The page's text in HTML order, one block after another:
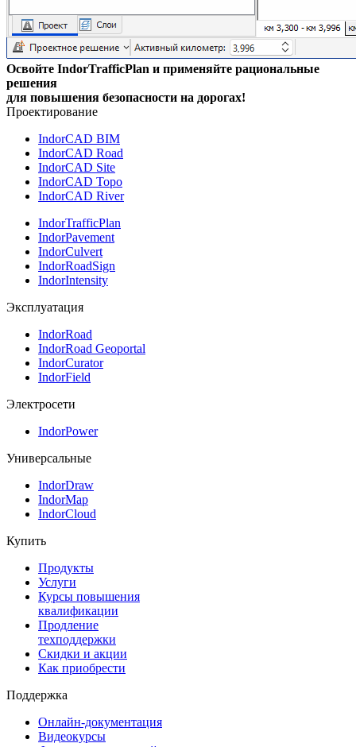
Освойте IndorTrafficPlan и применяйте рациональные
решения
для повышения безопасности на дорогах!
Проектирование
IndorCAD BIM
IndorCAD Road
IndorCAD Site
IndorCAD Topo
IndorCAD River
IndorTrafficPlan
IndorPavement
IndorCulvert
IndorRoadSign
IndorIntensity
Эксплуатация
IndorRoad
IndorRoad Geoportal
IndorCurator
IndorField
Электросети
IndorPower
Универсальные
IndorDraw
IndorMap
IndorCloud
Купить
Продукты
Услуги
Курсы повышения
квалификации
Продление
техподдержки
Скидки и акции
Как приобрести
Поддержка
Онлайн-документация
Видеокурсы